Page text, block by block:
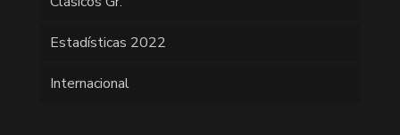
Estadísticas 2022
Internacional